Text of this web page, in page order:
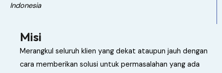
Indonesia
Misi
Merangkul seluruh klien yang dekat ataupun jauh dengan
cara memberikan solusi untuk permasalahan yang ada